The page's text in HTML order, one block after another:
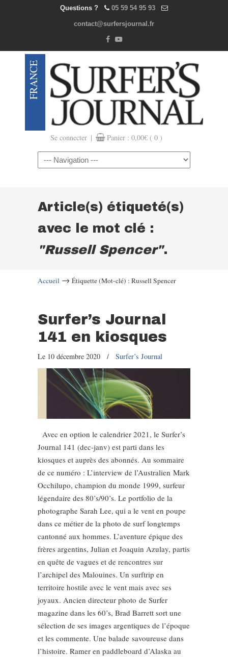
Questions ? 05 59 54 95 93
contact@surfersjournal.fr
Se connecter | Panier : 0,00€ ( 0 )
Navigation
Article(s) étiqueté(s)
avec le mot clé :
"Russell Spencer".
Accueil → Étiquette (Mot-clé) : Russell Spencer
Surfer’s Journal
141 en kiosques
Le 10 décembre 2020 / Surfer’s Journal
Avec en option le calendrier 2021, le Surfer’s
Journal 141 (dec-janv) est parti dans les
kiosques et auprès des abonnés. Au sommaire
de ce numéro : L’interview de l’Australien Mark
Occhilupo, champion du monde 1999, surfeur
légendaire des 80’s/90’s. Le portfolio de la
photographe Sarah Lee, qui a le vent en poupe
dans ce métier de la photo de surf longtemps
cantonné aux hommes. L’aventure épique des
frères argentins, Julian et Joaquin Azulay, partis
en quête de vagues et de rencontres sur
l’archipel des Malouines. Un surftrip en
territoire hostile avec le vent mais avec ses
joyaux. Ancien directeur photo de Surfer
magazine dans les 60’s, Brad Barrett sort une
sélection de ses images argentiques de l’époque
et les commente. Une balade savoureuse dans
l’histoire. Ramer en paddleboard d’Alaska au